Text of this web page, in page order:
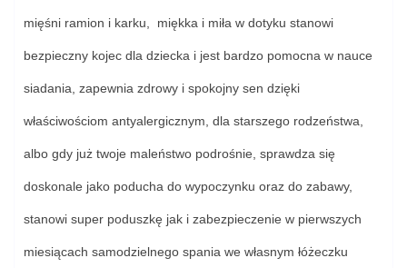
mięśni ramion i karku, miękka i miła w dotyku stanowi
bezpieczny kojec dla dziecka i jest bardzo pomocna w nauce
siadania, zapewnia zdrowy i spokojny sen dzięki
właściwościom antyalergicznym, dla starszego rodzeństwa,
albo gdy już twoje maleństwo podrośnie, sprawdza się
doskonale jako poducha do wypoczynku oraz do zabawy,
stanowi super poduszkę jak i zabezpieczenie w pierwszych
miesiącach samodzielnego spania we własnym łóżeczku